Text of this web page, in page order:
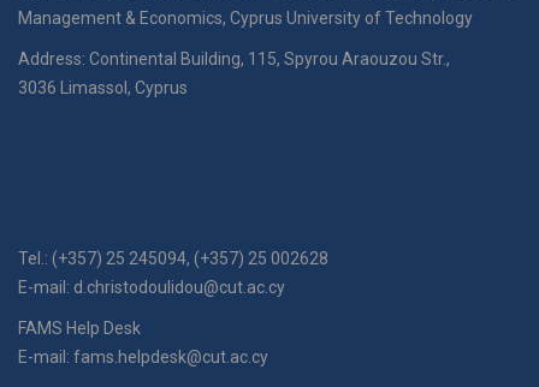
Management & Economics, Cyprus University of Technology
Address: Continental Building, 115, Spyrou Araouzou Str.,
3036 Limassol, Cyprus
Tel.: (+357) 25 245094, (+357) 25 002628
E-mail: d.christodoulidou@cut.ac.cy
FAMS Help Desk
E-mail: fams.helpdesk@cut.ac.cy